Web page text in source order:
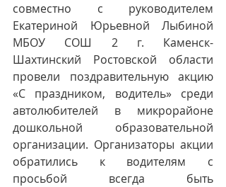
совместно с руководителем
Екатериной Юрьевной Лыбиной
МБОУ СОШ 2 г. Каменск-
Шахтинский Ростовской области
провели поздравительную акцию
«С праздником, водитель» среди
автолюбителей в микрорайоне
дошкольной образовательной
организации. Организаторы акции
обратились к водителям с
просьбой всегда быть